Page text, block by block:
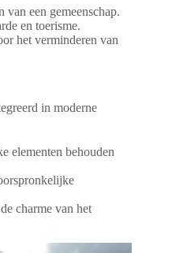
van een gemeenschap.
en toerisme.
het verminderen van
in moderne
elementen behouden
charme van het